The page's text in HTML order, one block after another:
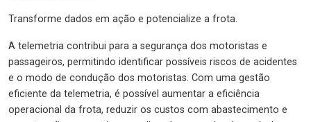
Transforme dados em ação e potencialize a frota.
A telemetria contribui para a segurança dos motoristas e
passageiros, permitindo identificar possíveis riscos de acidentes
e o modo de condução dos motoristas. Com uma gestão
eficiente da telemetria, é possível aumentar a eficiência
operacional da frota, reduzir os custos com abastecimento e